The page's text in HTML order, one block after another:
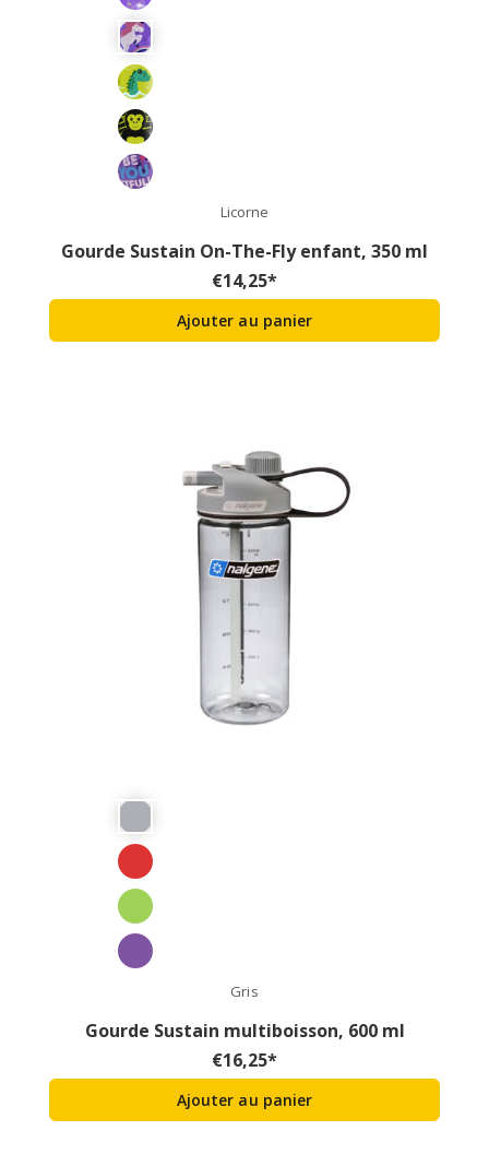
Licorne
Gourde Sustain On-The-Fly enfant, 350 ml
€14,25*
Ajouter au panier
Gris
Gourde Sustain multiboisson, 600 ml
€16,25*
Ajouter au panier